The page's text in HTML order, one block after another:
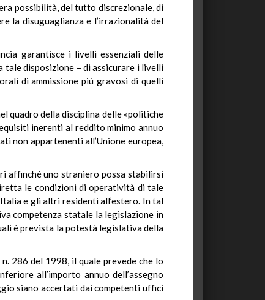
possibilità, del tutto discrezionale, di
la disuguaglianza e l’irrazionalità del
garantisce i livelli essenziali delle
disposizione – di assicurare i livelli
di ammissione più gravosi di quelli
quadro della disciplina delle «politiche
inerenti al reddito minimo annuo
non appartenenti all’Unione europea,
affinché uno straniero possa stabilirsi
le condizioni di operatività di tale
e gli altri residenti all’estero. In tal
competenza statale la legislazione in
è prevista la potestà legislativa della
286 del 1998, il quale prevede che lo
all’importo annuo dell’assegno
siano accertati dai competenti uffici